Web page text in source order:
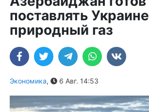
поставлять Украине
природный газ
Экономика, 6 Авг. 14:53